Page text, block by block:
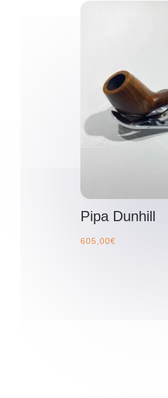
Pipa Dunhill
605,00€